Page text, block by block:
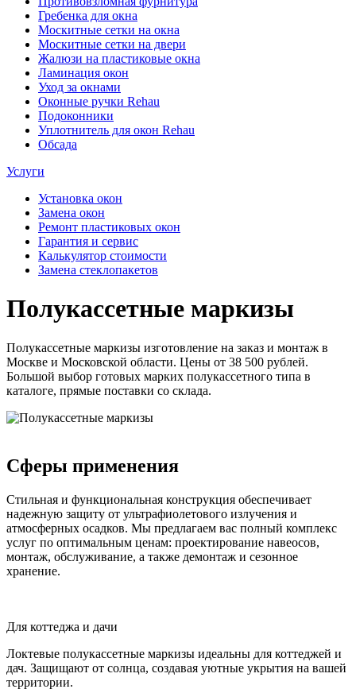
Гребенка для окна
Москитные сетки на окна
Москитные сетки на двери
Жалюзи на пластиковые окна
Ламинация окон
Уход за окнами
Оконные ручки Rehau
Подоконники
Уплотнитель для окон Rehau
Обсада
Услуги
Установка окон
Замена окон
Ремонт пластиковых окон
Гарантия и сервис
Калькулятор стоимости
Замена стеклопакетов
Полукассетные маркизы
Полукассетные маркизы изготовление на заказ и монтаж в
Москве и Московской области. Цены от 38 500 рублей.
Большой выбор готовых марких полукассетного типа в
каталоге, прямые поставки со склада.
Сферы применения
Стильная и функциональная конструкция обеспечивает
надежную защиту от ультрафиолетового излучения и
атмосферных осадков. Мы предлагаем вас полный комплекс
услуг по оптимальным ценам: проектирование навеосов,
монтаж, обслуживание, а также демонтаж и сезонное
хранение.
Для коттеджа и дачи
Локтевые полукассетные маркизы идеальны для коттеджей и
дач. Защищают от солнца, создавая уютные укрытия на вашей
территории.